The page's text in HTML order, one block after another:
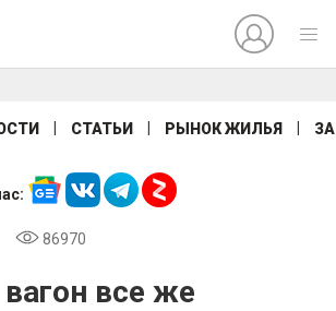
СТАТЬИ РЫНОК ЖИЛЬЯ
86970
все же